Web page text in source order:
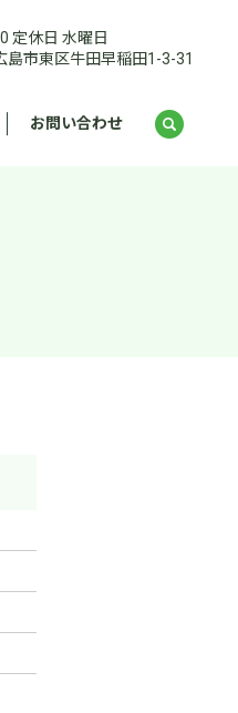
定休日 水曜日
島市東区牛田早稲田1-3-31
お問い合わせ